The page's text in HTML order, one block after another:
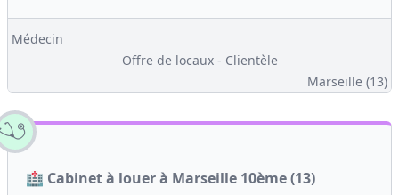
Médecin
Offre de locaux - Clientèle
Marseille (13)
🏥 Cabinet à louer à Marseille 10ème (13)